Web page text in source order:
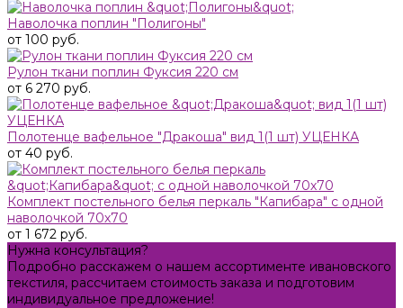
Наволочка поплин "Полигоны"
от 100 руб.
Рулон ткани поплин Фуксия 220 см
от 6 270 руб.
Полотенце вафельное "Дракоша" вид 1(1 шт) УЦЕНКА
от 40 руб.
Комплект постельного белья перкаль "Капибара" с одной
наволочкой 70х70
от 1 672 руб.
Нужна консультация?
Подробно расскажем о нашем ассортименте ивановского
текстиля, рассчитаем стоимость заказа и подготовим
индивидуальное предложение!